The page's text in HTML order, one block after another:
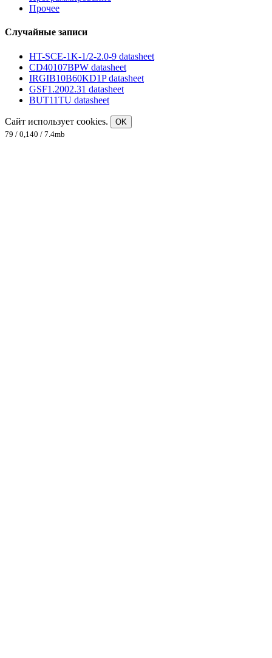
Прочее
Случайные записи
HT-SCE-1K-1/2-2.0-9 datasheet
CD40107BPW datasheet
IRGIB10B60KD1P datasheet
GSF1.2002.31 datasheet
BUT11TU datasheet
Сайт использует cookies.
OK
79 / 0,140 / 7.4mb